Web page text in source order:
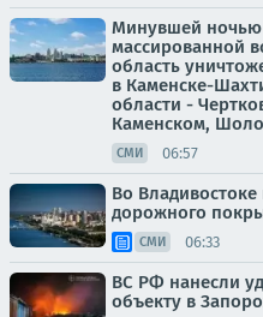
Минувшей ночью
массированной
область
в Каменске-
области -
Каменском,
СМИ 06:57
Во Владивостоке
дорожного
СМИ 06:33
ВС РФ нанесли
объекту в